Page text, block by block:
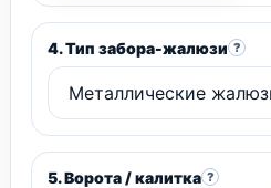
4. Тип забора-жалюзи ?
5. Ворота / калитка ?